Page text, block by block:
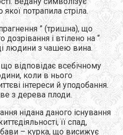
потрапила стріла.
” (тришна), що
дозрівання і втілено на “
людини з чашею вина.
відповідає всебічному
коли в нього
інтереси й уподобання.
з дерева плоди.
нідана даного існування
її спад,
бави – курка, що висижує